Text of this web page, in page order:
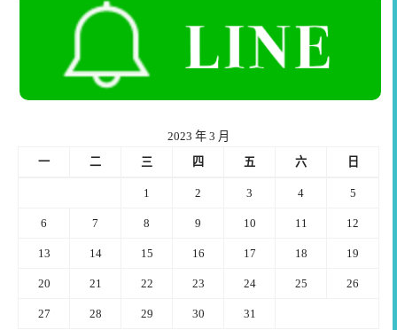
2023 年 3 月
一
二 三 四 五 六 日
1 2 3 4 5
6 7 8 9 10 11 12
13 14 15 16 17 18 19
20 21 22 23 24 25 26
27 28 29 30 31